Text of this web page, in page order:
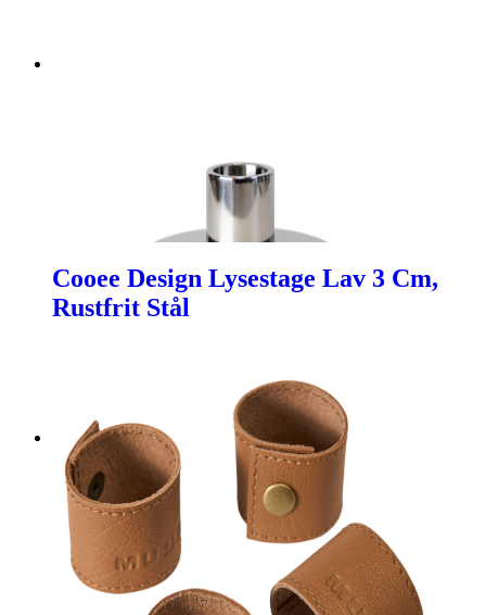
Cooee Design Lysestage Lav 3 Cm,
Rustfrit Stål